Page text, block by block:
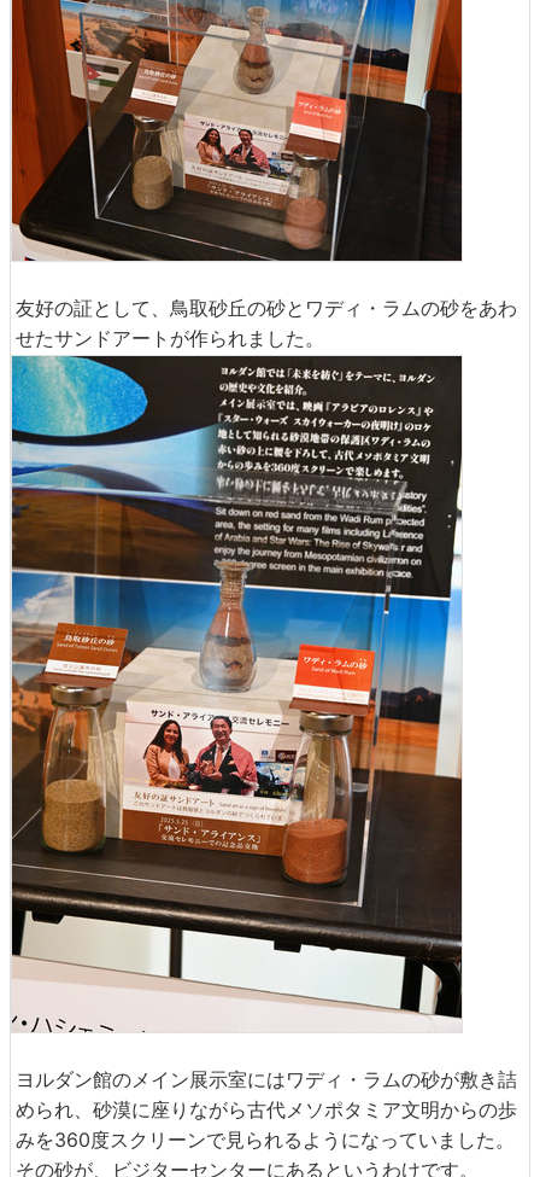
友好の証として、鳥取砂丘の砂とワディ・ラムの砂をあわ
せたサンドアートが作られました。
ヨルダン館のメイン展示室にはワディ・ラムの砂が敷き詰
められ、砂漠に座りながら古代メソポタミア文明からの歩
みを360度スクリーンで見られるようになっていました。
その砂が、ビジターセンターにあるというわけです。